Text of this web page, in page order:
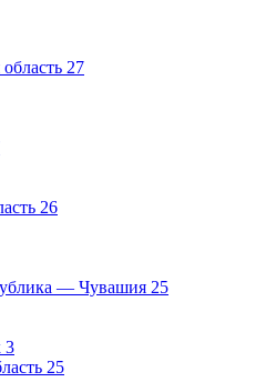
27
26
— Чувашия 25
3
25